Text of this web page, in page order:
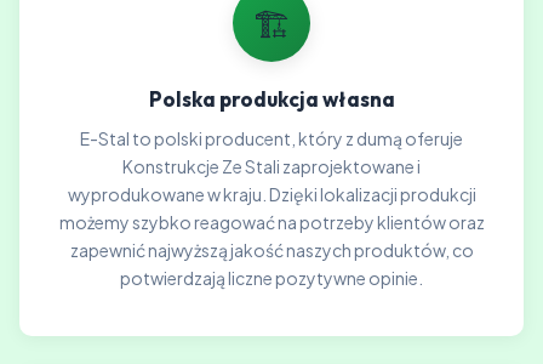
🏗️
Polska produkcja własna
E-Stal to polski producent, który z dumą oferuje
Konstrukcje Ze Stali zaprojektowane i
wyprodukowane w kraju. Dzięki lokalizacji produkcji
możemy szybko reagować na potrzeby klientów oraz
zapewnić najwyższą jakość naszych produktów, co
potwierdzają liczne pozytywne opinie.